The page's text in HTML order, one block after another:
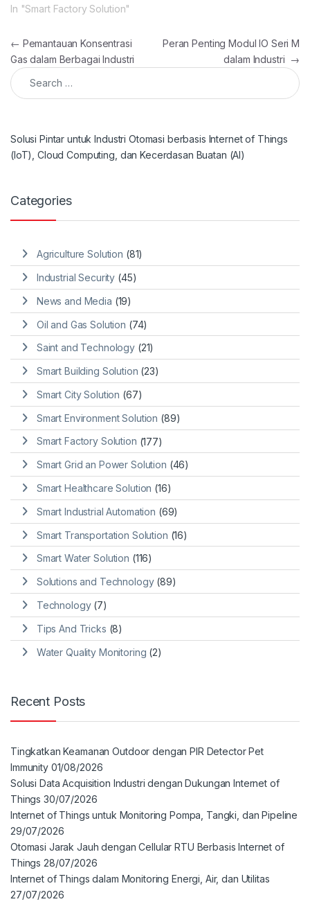
In "Smart Factory Solution"
Post navigation
← Pemantauan Konsentrasi
Gas dalam Berbagai Industri
Peran Penting Modul IO Seri M
dalam Industri →
Search for:
Solusi Pintar untuk Industri Otomasi berbasis Internet of Things
(IoT), Cloud Computing, dan Kecerdasan Buatan (AI)
Categories
Agriculture Solution (81)
Industrial Security (45)
News and Media (19)
Oil and Gas Solution (74)
Saint and Technology (21)
Smart Building Solution (23)
Smart City Solution (67)
Smart Environment Solution (89)
Smart Factory Solution (177)
Smart Grid an Power Solution (46)
Smart Healthcare Solution (16)
Smart Industrial Automation (69)
Smart Transportation Solution (16)
Smart Water Solution (116)
Solutions and Technology(89)
Technology(7)
Tips And Tricks (8)
Water Quality Monitoring (2)
Recent Posts
Tingkatkan Keamanan Outdoor dengan PIR Detector Pet
Immunity 01/08/2026
Solusi Data Acquisition Industri dengan Dukungan Internet of
Things 30/07/2026
Internet of Things untuk Monitoring Pompa, Tangki, dan Pipeline
29/07/2026
Otomasi Jarak Jauh dengan Cellular RTU Berbasis Internet of
Things 28/07/2026
Internet of Things dalam Monitoring Energi, Air, dan Utilitas
27/07/2026